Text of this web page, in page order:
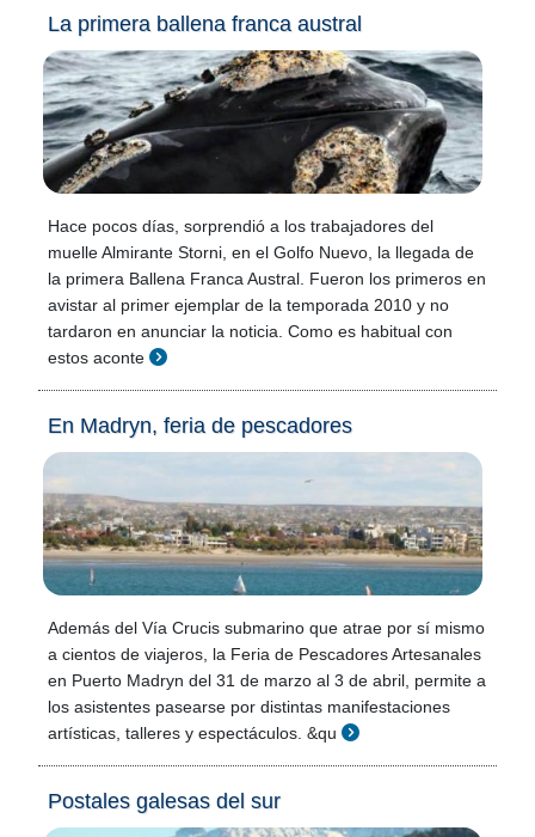
La primera ballena franca austral
Hace pocos días, sorprendió a los trabajadores del
muelle Almirante Storni, en el Golfo Nuevo, la llegada de
la primera Ballena Franca Austral. Fueron los primeros en
avistar al primer ejemplar de la temporada 2010 y no
tardaron en anunciar la noticia. Como es habitual con
estos aconte
En Madryn, feria de pescadores
Además del Vía Crucis submarino que atrae por sí mismo
a cientos de viajeros, la Feria de Pescadores Artesanales
en Puerto Madryn del 31 de marzo al 3 de abril, permite a
los asistentes pasearse por distintas manifestaciones
artísticas, talleres y espectáculos. &qu
Postales galesas del sur